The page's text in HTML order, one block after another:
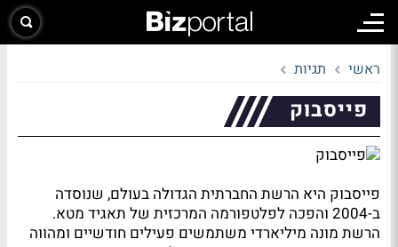
ראשי תגיות
פייסבוק
פייסבוק היא הרשת החברתית הגדולה בעולם, שנוסדה
ב-2004 והפכה לפלטפורמה המרכזית של תאגיד מטא.
הרשת מונה מיליארדי משתמשים פעילים חודשיים ומהווה